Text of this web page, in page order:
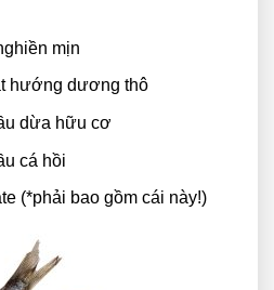
mịn
hướng dương thô
dừa hữu cơ
cá hồi
(*phải bao gồm cái này!)